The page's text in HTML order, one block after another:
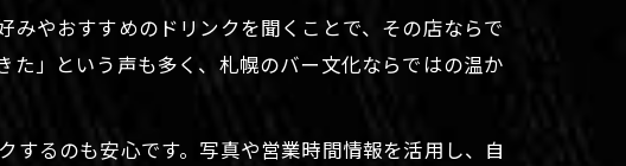
訣
み
やおすすめのドリンクを聞くことで、その店ならで
」という声も多く、札幌のバー文化ならではの温か
るのも安心です。写真や営業時間情報を活用し、自